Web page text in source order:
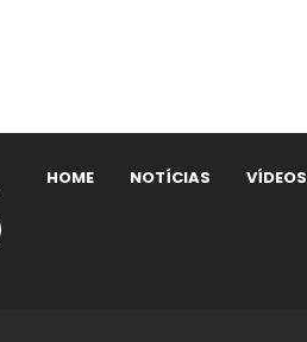
HOME NOTÍCIAS VÍDEOS